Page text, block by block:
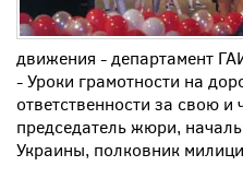
движения - департамент
- Уроки грамотности на
ответственности за свою
председатель жюри,
Украины, полковник